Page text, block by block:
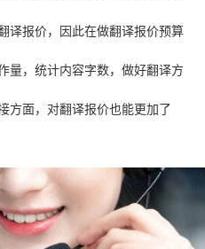
译报价，因此在做翻译报价预算
量，统计内容字数，做好翻译方
方面，对翻译报价也能更加了